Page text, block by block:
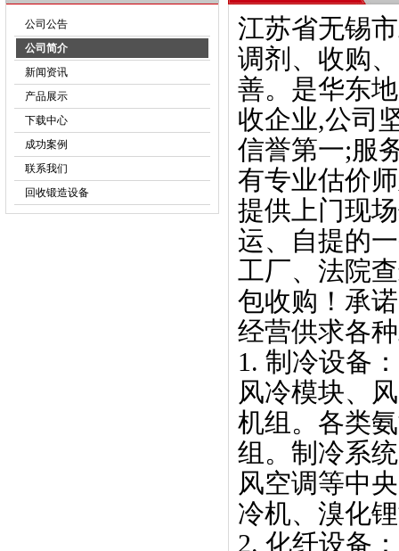
公司公告
公司简介
新闻资讯
产品展示
下载中心
成功案例
联系我们
回收锻造设备
江苏省无锡
调剂、收购
善。是华东
收企业,公司
信誉第一;服
有专业估价
提供上门现
运、自提的
工厂、法院
包收购！承
经营供求各
1. 制冷设备
风冷模块、
机组。各类
组。制冷系
风空调等中
冷机、溴化
2. 化纤设备